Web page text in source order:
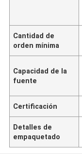
Cantidad de
orden mínima
Capacidad de la
fuente
Certificación
Detalles de
empaquetado